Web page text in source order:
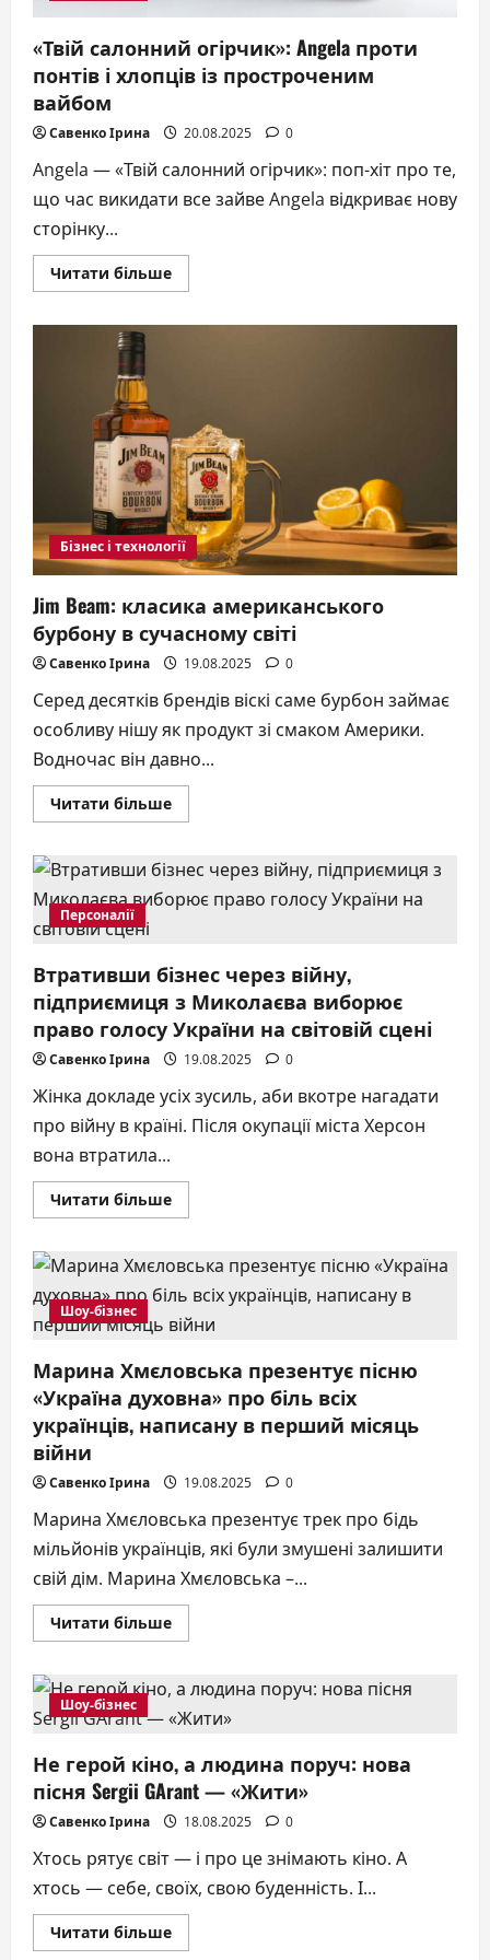
«Твій салонний огірчик»: Angela проти
понтів і хлопців із простроченим
вайбом
Савенко Ірина 20.08.2025 0
Angela — «Твій салонний огірчик»: поп-хіт про те,
що час викидати все зайве Angela відкриває нову
сторінку...
Читати більшеДокладніше
про
простроченим
вайбом
Бізнес і технології
Jim Beam: класика американського
бурбону в сучасному світі
Савенко Ірина 19.08.2025 0
Серед десятків брендів віскі саме бурбон займає
особливу нішу як продукт зі смаком Америки.
Водночас він давно...
Читати більшеДокладніше
про
класика
американського
бурбону
в
Персоналії
Втративши бізнес через війну,
підприємиця з Миколаєва виборює
право голосу України на світовій сцені
Савенко Ірина 19.08.2025 0
Жінка докладе усіх зусиль, аби вкотре нагадати
про війну в країні. Після окупації міста Херсон
вона втратила...
Читати більшеДокладніше
про
через
війну,
підприємиця
з
Миколаєва
виборює
голосу
України
на
сцені
Шоу-бізнес
Марина Хмєловська презентує пісню
«Україна духовна» про біль всіх
українців, написану в перший місяць
війни
Савенко Ірина 19.08.2025 0
Марина Хмєловська презентує трек про бідь
мільйонів українців, які були змушені залишити
свій дім. Марина Хмєловська –...
Читати більшеДокладніше
про
презентує
пісню
«Україна
духовна»
біль
всіх
українців,
написану
в
місяць
війни
Шоу-бізнес
Не герой кіно, а людина поруч: нова
пісня Sergii GArant — «Жити»
Савенко Ірина 18.08.2025 0
Хтось рятує світ — і про це знімають кіно. А
хтось — себе, своїх, свою буденність. І...
Читати більшеДокладніше
про